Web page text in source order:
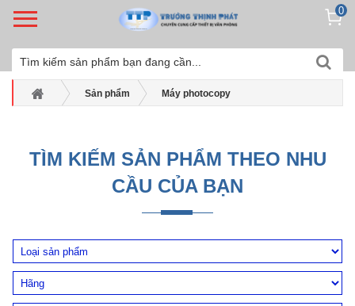
0
Sản phẩm Máy photocopy
Máy photocopy trắng đen Konica Minolta Bizhub 367
TÌM KIẾM SẢN PHẨM THEO NHU
CẦU CỦA BẠN